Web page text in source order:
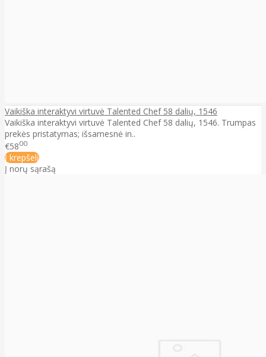
Vaikiška interaktyvi virtuvė Talented Chef 58 dalių, 1546
Vaikiška interaktyvi virtuvė Talented Chef 58 dalių, 1546. Trumpas
prekės pristatymas; išsamesnė in..
€5800
Į krepšelį
Į norų sąrašą